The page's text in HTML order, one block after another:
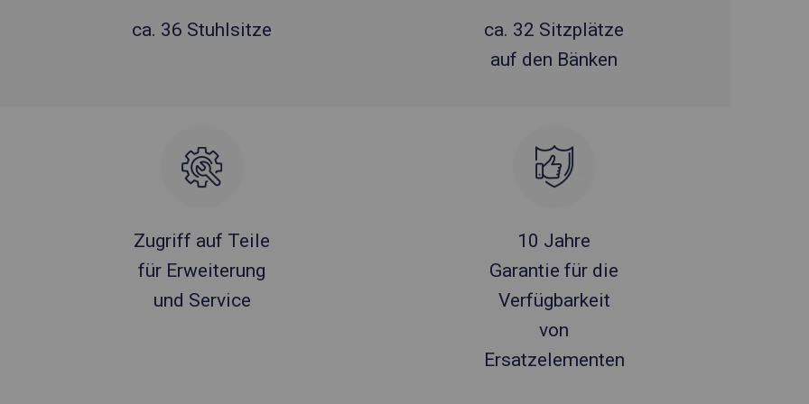
ca. 36 Stuhlsitze
ca. 32 Sitzplätze
auf den Bänken
Zugriff auf Teile
für Erweiterung
und Service
10 Jahre
Garantie für die
Verfügbarkeit
von
Ersatzelementen